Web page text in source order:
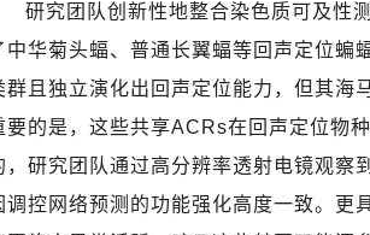
研究团队创新性地整合染色质可及性
中华菊头蝠、普通长翼蝠等回声定位蝙
群且独立演化出回声定位能力，但其海
要的是，这些共享ACRs在回声定位物
，研究团队通过高分辨率透射电镜观察
调控网络预测的功能强化高度一致。更